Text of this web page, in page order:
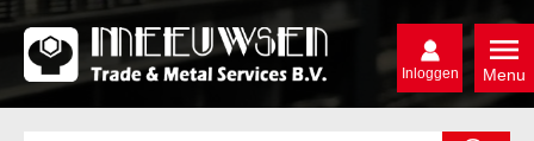
Menu
Inloggen